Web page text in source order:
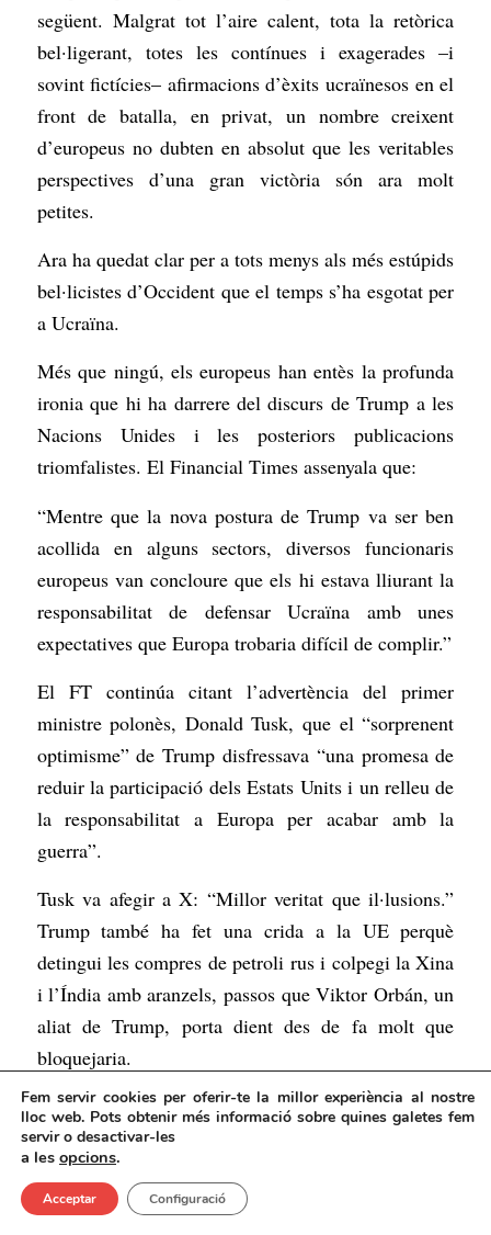
següent. Malgrat tot l’aire calent, tota la retòrica
bel·ligerant, totes les contínues i exagerades –i
sovint fictícies– afirmacions d’èxits ucraïnesos en el
front de batalla, en privat, un nombre creixent
d’europeus no dubten en absolut que les veritables
perspectives d’una gran victòria són ara molt
petites.
Ara ha quedat clar per a tots menys als més estúpids
bel·licistes d’Occident que el temps s’ha esgotat per
a Ucraïna.
Més que ningú, els europeus han entès la profunda
ironia que hi ha darrere del discurs de Trump a les
Nacions Unides i les posteriors publicacions
triomfalistes. El Financial Times assenyala que:
“Mentre que la nova postura de Trump va ser ben
acollida en alguns sectors, diversos funcionaris
europeus van concloure que els hi estava lliurant la
responsabilitat de defensar Ucraïna amb unes
expectatives que Europa trobaria difícil de complir.”
El FT continúa citant l’advertència del primer
ministre polonès, Donald Tusk, que el “sorprenent
optimisme” de Trump disfressava “una promesa de
reduir la participació dels Estats Units i un relleu de
la responsabilitat a Europa per acabar amb la
guerra”.
Tusk va afegir a X: “Millor veritat que il·lusions.”
Trump també ha fet una crida a la UE perquè
detingui les compres de petroli rus i colpegi la Xina
i l’Índia amb aranzels, passos que Viktor Orbán, un
aliat de Trump, porta dient des de fa molt que
bloquejaria.
El canvi va ser “espectacular” i “generalment bo”,
però Trump estava “posant una barra molt alta”, va
assenyalar un funcionari alemany.
Aquesta ha de ser la subestimació del segle.
Fem servir cookies per oferir-te la millor experiència al nostre
lloc web. Pots obtenir més informació sobre quines galetes fem
servir o desactivar-les
a les opcions.
Acceptar Configuració